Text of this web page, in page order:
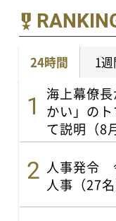
24時間 1
海上幕僚
かい」の
て説明（8
人事発令
人事（27名